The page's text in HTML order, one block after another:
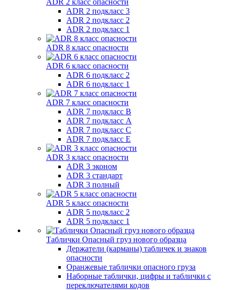
ADR 2 класс опасности
ADR 2 подкласс 3
ADR 2 подкласс 2
ADR 2 подкласс 1
ADR 8 класс опасности
ADR 6 класс опасности
ADR 6 подкласс 2
ADR 6 подкласс 1
ADR 7 класс опасности
ADR 7 подкласс B
ADR 7 подкласс A
ADR 7 подкласс C
ADR 7 подкласс E
ADR 3 класс опасности
ADR 3 эконом
ADR 3 стандарт
ADR 3 полный
ADR 5 класс опасности
ADR 5 подкласс 2
ADR 5 подкласс 1
Таблички Опасный груз нового образца
Держатели (карманы) табличек и знаков
опасности
Оранжевые таблички опасного груза
Наборные таблички, цифры и таблички с
переключателями кодов